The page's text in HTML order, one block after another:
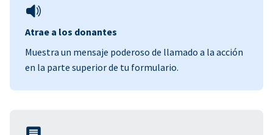
Atrae a los donantes
Muestra un mensaje poderoso de llamado a la acción
en la parte superior de tu formulario.